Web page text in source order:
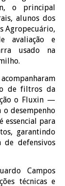
o principal
alunos dos
Agropecuário,
avaliação e
usado na
de filtros da
o Fluxin —
o desempenho
essencial para
garantindo
de defensivos
Campos
técnicas e